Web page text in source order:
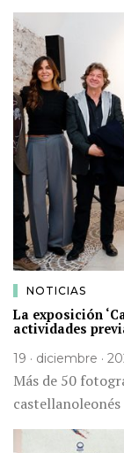
NOTICIAS
La exposición
actividades
19 · diciembre ·
Más de 50